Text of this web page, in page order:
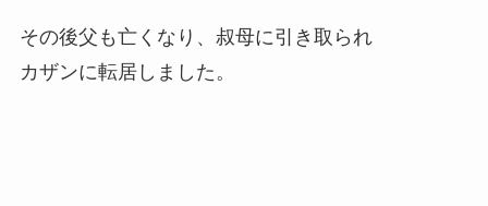
その後父も亡くなり、叔母に引き取られ
カザンに転居しました。